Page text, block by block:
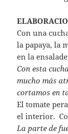
Con una
la papaya, la
en la
Con esta
mucho más
cortamos en
El tomate
el interior.
La parte de